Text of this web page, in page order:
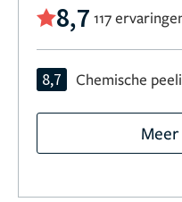
8,7 117
8,7 Chemische